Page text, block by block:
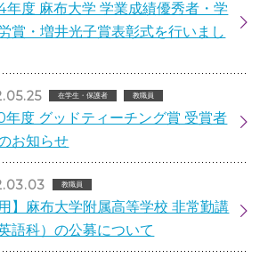
年度 麻布大学 学業成績優秀者・学
賞・増井光子賞表彰式を行いまし
在学生・保護者 教職員
度 グッドティーチング賞 受賞者
お知らせ
教職員
用】麻布大学附属高等学校 非常勤講
語科）の公募について